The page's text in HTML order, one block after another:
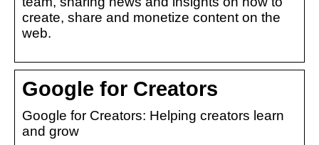
create, share and monetize content on the
web.
Google for Creators
Google for Creators: Helping creators learn
and grow